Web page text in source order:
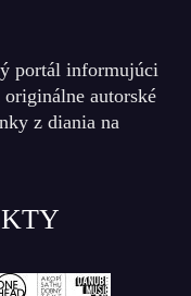
portál informujúci
autorské
z diania na